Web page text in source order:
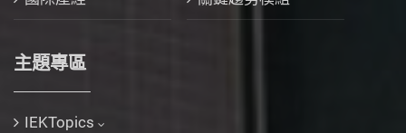
主題專區
IEKTopics